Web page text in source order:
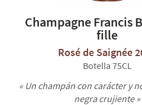
Champagne Francis
fille
Rosé de Saignée
Botella 75CL
« Un champán con carácter y
negra crujiente »